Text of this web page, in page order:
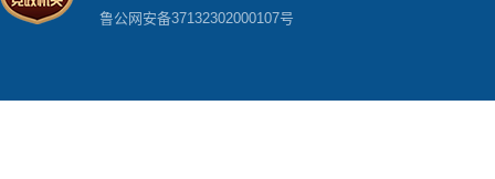
鲁公网安备37132302000107号